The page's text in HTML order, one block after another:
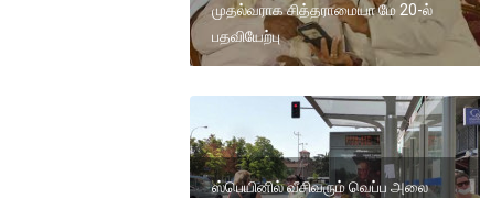
முதல்வராக சித்தராமையா மே 20-ல்
பதவியேற்பு
ஸ்பெயினில் வீசிவரும் வெப்ப அலை